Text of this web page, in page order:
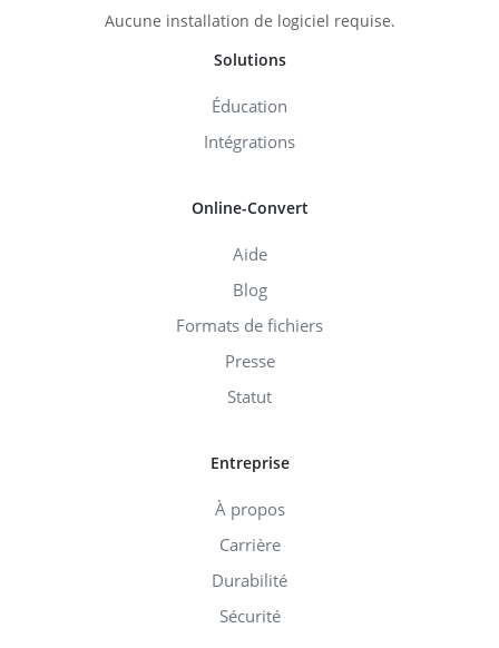
Aucune installation de logiciel requise.
Solutions
Éducation
Intégrations
Online-Convert
Aide
Blog
Formats de fichiers
Presse
Statut
Entreprise
À propos
Carrière
Durabilité
Sécurité